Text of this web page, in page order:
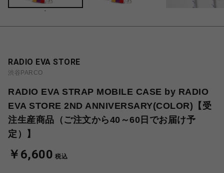
-
RADIO EVA STORE
渋谷PARCO
RADIO EVA STRAP MOBILE CASE by RADIO
EVA STORE 2ND ANNIVERSARY(COLOR)【受
注生産商品（ご注文から40～60日でお届け予
定）】
￥6,600 税込